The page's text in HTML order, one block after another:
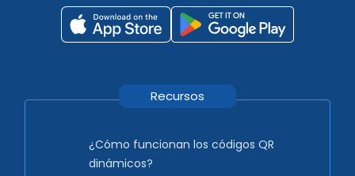
Recursos
¿Cómo funcionan los códigos QR
dinámicos?